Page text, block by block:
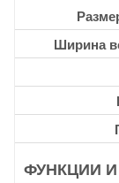
Ширина
ФУНКЦИИ